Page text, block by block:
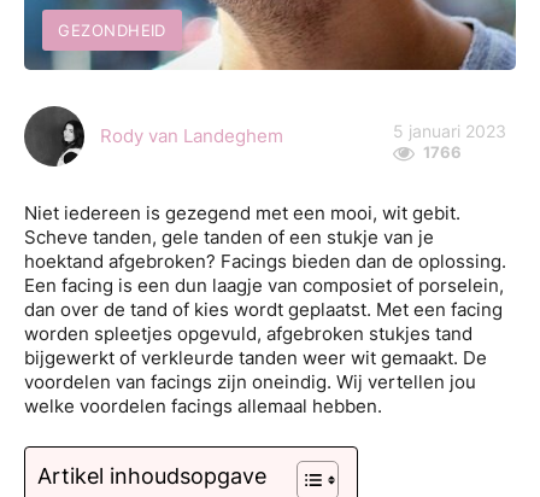
GEZONDHEID
Rody van Landeghem 5 januari 2023
1766
Niet iedereen is gezegend met een mooi, wit gebit.
Scheve tanden, gele tanden of een stukje van je
hoektand afgebroken? Facings bieden dan de oplossing.
Een facing is een dun laagje van composiet of porselein,
dan over de tand of kies wordt geplaatst. Met een facing
worden spleetjes opgevuld, afgebroken stukjes tand
bijgewerkt of verkleurde tanden weer wit gemaakt. De
voordelen van facings zijn oneindig. Wij vertellen jou
welke voordelen facings allemaal hebben.
Artikel inhoudsopgave